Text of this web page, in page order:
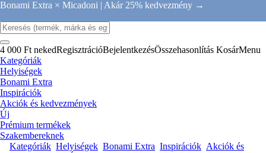
Bonami Extra × Micadoni | Akár 25% kedvezmény →
4 000 Ft nekedRegisztrációBejelentkezésÖsszehasonlítás KosárMenu
Kategóriák
Helyiségek
Bonami Extra
Inspirációk
Akciók és kedvezmények
Új
Prémium termékek
Szakembereknek
Kategóriák Helyiségek Bonami Extra Inspirációk Akciók és